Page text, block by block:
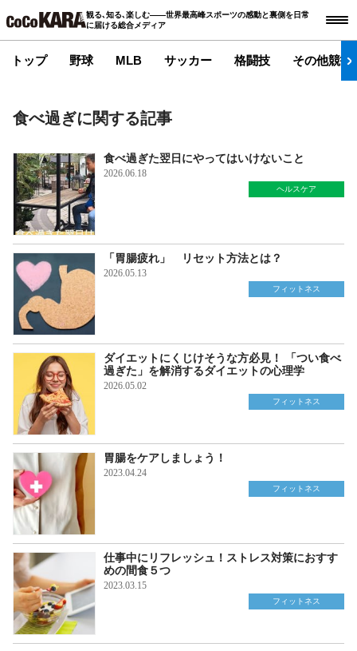
観る､知る､楽しむ――世界最高峰スポーツの感動と裏側を日常
に届ける総合メディア
トップ 野球 MLB サッカー 格闘技 その他競技
食べ過ぎに関する記事
食べ過ぎた翌日にやってはいけないこと
2026.06.18
ヘルスケア
「胃腸疲れ」 リセット方法とは？
2026.05.13
フィットネス
ダイエットにくじけそうな方必見！ 「つい食べ
過ぎた」を解消するダイエットの心理学
2026.05.02
フィットネス
胃腸をケアしましょう！
2023.04.24
フィットネス
仕事中にリフレッシュ！ストレス対策におすす
めの間食５つ
2023.03.15
フィットネス